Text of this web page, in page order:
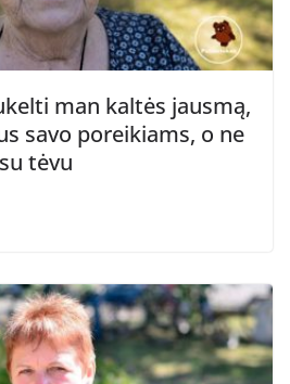
man kaltės jausmą,
savo poreikiams, o ne
tėvu